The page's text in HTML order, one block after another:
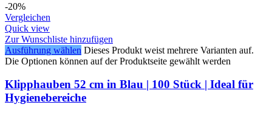
-20%
Vergleichen
Quick view
Zur Wunschliste hinzufügen
Ausführung wählen Dieses Produkt weist mehrere Varianten auf.
Die Optionen können auf der Produktseite gewählt werden
Klipphauben 52 cm in Blau | 100 Stück | Ideal für
Hygienebereiche